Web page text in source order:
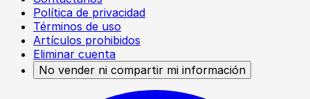
Política de privacidad
Términos de uso
Artículos prohibidos
Eliminar cuenta
No vender ni compartir mi información